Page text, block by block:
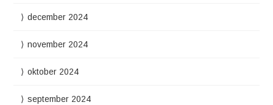
december 2024
november 2024
oktober 2024
september 2024